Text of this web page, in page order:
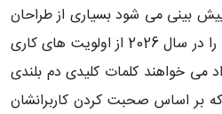
پیش بینی می شود بسیاری از طراحان
وب سایت بهینه سازی صوتی را در سال 2026 از اولویت های کاری
می خواهند کلمات کلیدی دم بلندی
بر اساس صحبت کردن کاربرانشان